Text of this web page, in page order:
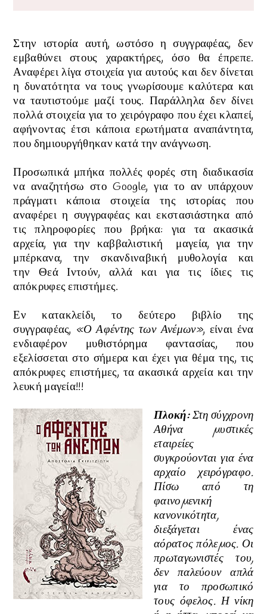
Στην ιστορία αυτή, ωστόσο η συγγραφέας, δεν
εμβαθύνει στους χαρακτήρες, όσο θα έπρεπε.
Αναφέρει λίγα στοιχεία για αυτούς και δεν δίνεται
η δυνατότητα να τους γνωρίσουμε καλύτερα και
να ταυτιστούμε μαζί τους. Παράλληλα δεν δίνει
πολλά στοιχεία για το χειρόγραφο που έχει κλαπεί,
αφήνοντας έτσι κάποια ερωτήματα αναπάντητα,
που δημιουργήθηκαν κατά την ανάγνωση.
Προσωπικά μπήκα πολλές φορές στη διαδικασία
να αναζητήσω στο Google, για το αν υπάρχουν
πράγματι κάποια στοιχεία της ιστορίας που
αναφέρει η συγγραφέας και εκστασιάστηκα από
τις πληροφορίες που βρήκα: για τα ακασικά
αρχεία, για την καββαλιστική μαγεία, για την
μπέρκανα, την σκανδιναβική μυθολογία και
την Θεά Ιντούν,αλλά και για τις ίδιες τις
απόκρυφες επιστήμες.
Εν κατακλείδι, το δεύτερο βιβλίο της
συγγραφέας, «Ο Αφέντης των Ανέμων», είναι ένα
ενδιαφέρον μυθιστόρημα φαντασίας, που
εξελίσσεται στο σήμερα και έχει για θέμα της, τις
απόκρυφες επιστήμες, τα ακασικά αρχεία και την
λευκή μαγεία!!!
Πλοκή:Στη σύγχρονη
Αθήνα µυστικές
εταιρείες
συγκρούονται για ένα
αρχαίο χειρόγραφο.
Πίσω από τη
φαινοµενική
κανονικότητα,
διεξάγεται ένας
αόρατος πόλεµος. Οι
πρωταγωνιστές του,
δεν παλεύουν απλά
για το προσωπικό
τους όφελος. Η νίκη